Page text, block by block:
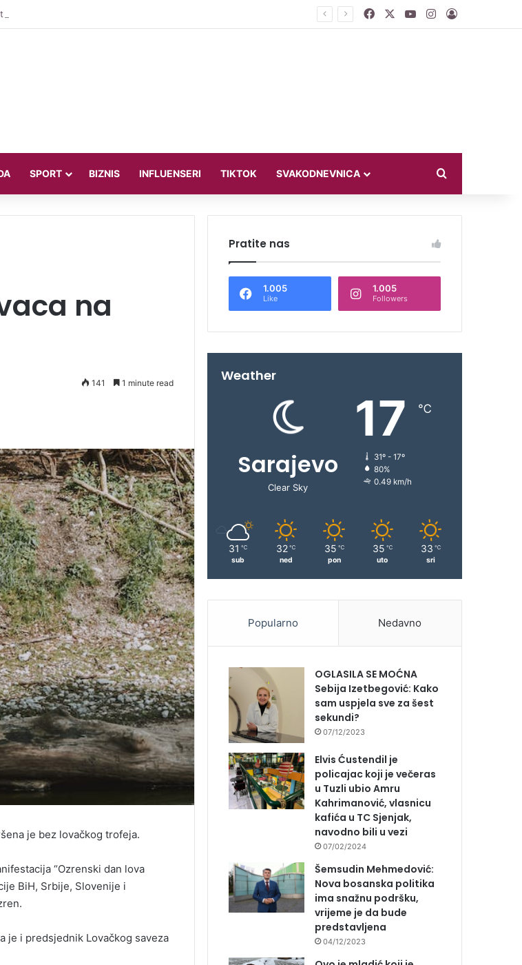
koju porede s Dilettom Leotom oduševila pozirajući u bikiniju FacebookYouTubeInstagram
Log In
SPORT BIZNIS INFLUENSERI TIKTOK SVAKODNEVNICA
na
141 1 minute read
je bez lovačkog trofeja.
“Ozrenski dan lova
BiH, Srbije, Slovenije i
je i predsjednik Lovačkog saveza
Pratite nas
1.005
Like
1.005
Followers
Weather
Sarajevo
Clear Sky
17 ℃
31º - 17º
80%
0.49 km/h
31 ℃
sub
32 ℃
ned
35 ℃
pon
35 ℃
uto
33 ℃
sri
Popularno Nedavno
OGLASILA SE MOĆNA
Sebija Izetbegović: Kako
sam uspjela sve za šest
sekundi?
07/12/2023
Elvis Ćustendil je
policajac koji je večeras
u Tuzli ubio Amru
Kahrimanović, vlasnicu
kafića u TC Sjenjak,
navodno bili u vezi
07/02/2024
Šemsudin Mehmedović:
Nova bosanska politika
ima snažnu podršku,
vrijeme je da bude
predstavljena
04/12/2023